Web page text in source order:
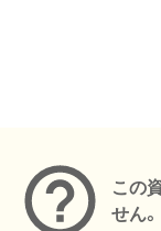
この
せん。